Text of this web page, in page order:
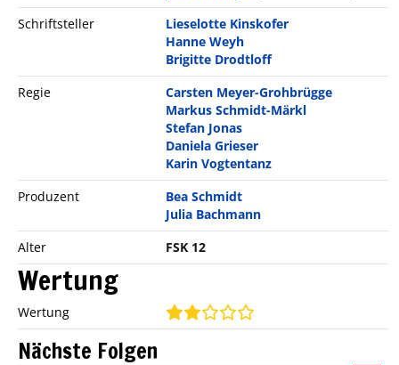
Schriftsteller
Lieselotte Kinskofer
Hanne Weyh
Brigitte Drodtloff
Regie
Carsten Meyer-Grohbrügge
Markus Schmidt-Märkl
Stefan Jonas
Daniela Grieser
Karin Vogtentanz
Produzent
Bea Schmidt
Julia Bachmann
Alter
FSK 12
Wertung
Wertung
Nächste Folgen